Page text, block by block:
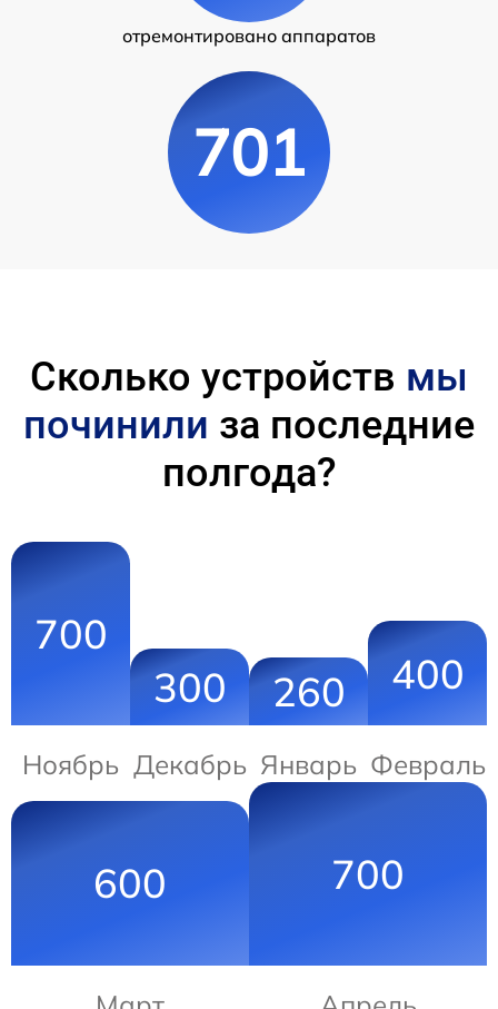
отремонтировано аппаратов
701
Сколько устройств мы
починили за последние
полгода?
700
Ноябрь
300
Декабрь
260
Январь
400
Февраль
600 700